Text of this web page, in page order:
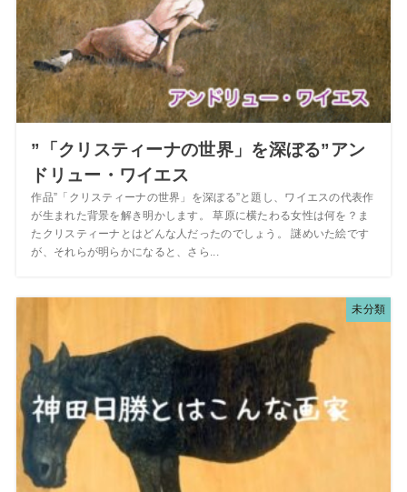
”「クリスティーナの世界」を深ぼる”アン
ドリュー・ワイエス
作品”「クリスティーナの世界」を深ぼる”と題し、ワイエスの代表作
が生まれた背景を解き明かします。 草原に横たわる女性は何を？ま
たクリスティーナとはどんな人だったのでしょう。 謎めいた絵です
が、それらが明らかになると、さら...
未分類